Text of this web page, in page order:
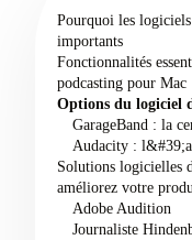
À
Pourquoi les
importants
Fonctionnalités
podcasting pour Mac
Options du logiciel
GarageBand : la
Audacity :
Solutions logicielles
améliorez votre
Adobe Audition
Journaliste